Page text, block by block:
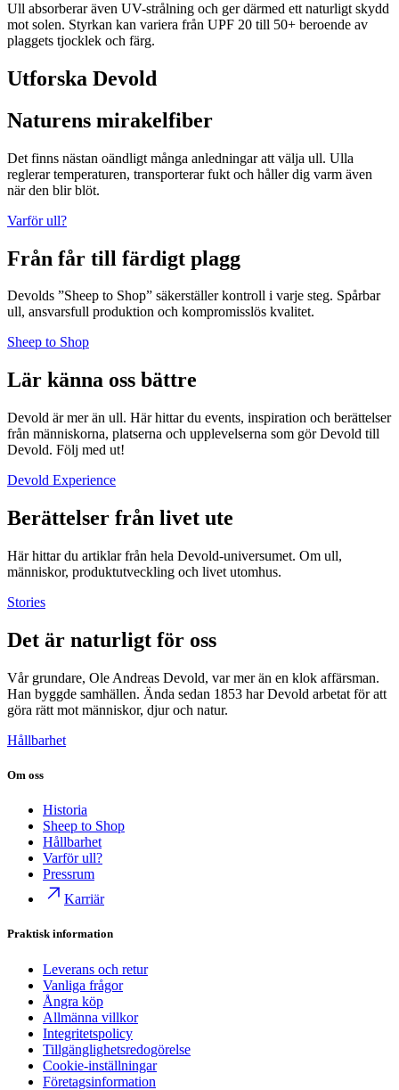
Ull absorberar även UV-strålning och ger därmed ett naturligt skydd
mot solen. Styrkan kan variera från UPF 20 till 50+ beroende av
plaggets tjocklek och färg.
Utforska Devold
Naturens mirakelfiber
Det finns nästan oändligt många anledningar att välja ull. Ulla
reglerar temperaturen, transporterar fukt och håller dig varm även
när den blir blöt.
Varför ull?
Från får till färdigt plagg
Devolds ”Sheep to Shop” säkerställer kontroll i varje steg. Spårbar
ull, ansvarsfull produktion och kompromisslös kvalitet.
Sheep to Shop
Lär känna oss bättre
Devold är mer än ull. Här hittar du events, inspiration och berättelser
från människorna, platserna och upplevelserna som gör Devold till
Devold. Följ med ut!
Devold Experience
Berättelser från livet ute
Här hittar du artiklar från hela Devold-universumet. Om ull,
människor, produktutveckling och livet utomhus.
Stories
Det är naturligt för oss
Vår grundare, Ole Andreas Devold, var mer än en klok affärsman.
Han byggde samhällen. Ända sedan 1853 har Devold arbetat för att
göra rätt mot människor, djur och natur.
Hållbarhet
Om oss
Historia
Sheep to Shop
Hållbarhet
Varför ull?
Pressrum
Karriär
Praktisk information
Leverans och retur
Vanliga frågor
Ångra köp
Allmänna villkor
Integritetspolicy
Tillgänglighetsredogörelse
Cookie-inställningar
Företagsinformation